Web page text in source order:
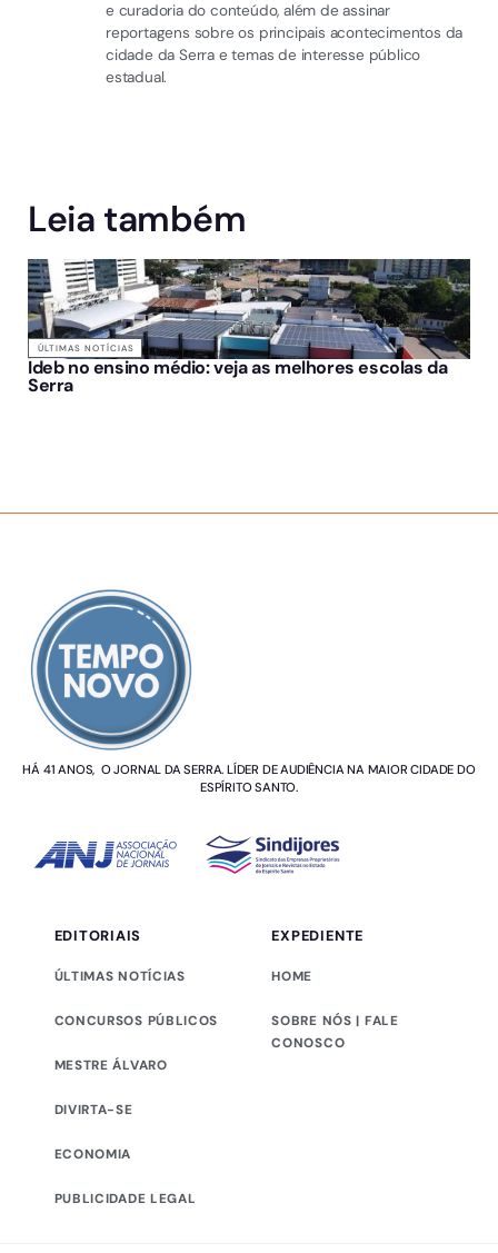
Este site utiliza cookies para melhorar sua experiência de
e curadoria do conteúdo, além de assinar
reportagens sobre os principais acontecimentos da
cidade da Serra e temas de interesse público
estadual.
Leia também
ÚLTIMAS NOTÍCIAS
Ideb no ensino médio: veja as melhores escolas da
Serra
HÁ 41 ANOS, O JORNAL DA SERRA. LÍDER DE AUDIÊNCIA NA MAIOR CIDADE DO
ESPÍRITO SANTO.
EDITORIAIS
ÚLTIMAS NOTÍCIAS
CONCURSOS PÚBLICOS
MESTRE ÁLVARO
DIVIRTA-SE
ECONOMIA
PUBLICIDADE LEGAL
EXPEDIENTE
HOME
SOBRE NÓS | FALE
CONOSCO